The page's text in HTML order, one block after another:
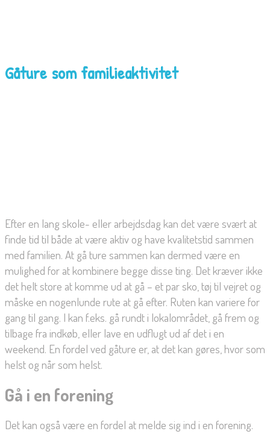
Gåture som familieaktivitet
Efter en lang skole- eller arbejdsdag kan det være svært at
finde tid til både at være aktiv og have kvalitetstid sammen
med familien. At gå ture sammen kan dermed være en
mulighed for at kombinere begge disse ting. Det kræver ikke
det helt store at komme ud at gå – et par sko, tøj til vejret og
måske en nogenlunde rute at gå efter. Ruten kan variere for
gang til gang. I kan f.eks. gå rundt i lokalområdet, gå frem og
tilbage fra indkøb, eller lave en udflugt ud af det i en
weekend. En fordel ved gåture er, at det kan gøres, hvor som
helst og når som helst.
Gå i en forening
Det kan også være en fordel at melde sig ind i en forening.